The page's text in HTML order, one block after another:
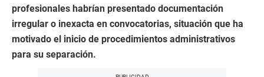
profesionales habrían presentado documentación
irregular o inexacta en convocatorias, situación que ha
motivado el inicio de procedimientos administrativos
para su separación.